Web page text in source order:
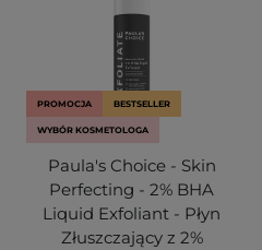
PROMOCJA BESTSELLER
WYBÓR KOSMETOLOGA
Paula's Choice - Skin
Perfecting - 2% BHA
Liquid Exfoliant - Płyn
Złuszczający z 2%